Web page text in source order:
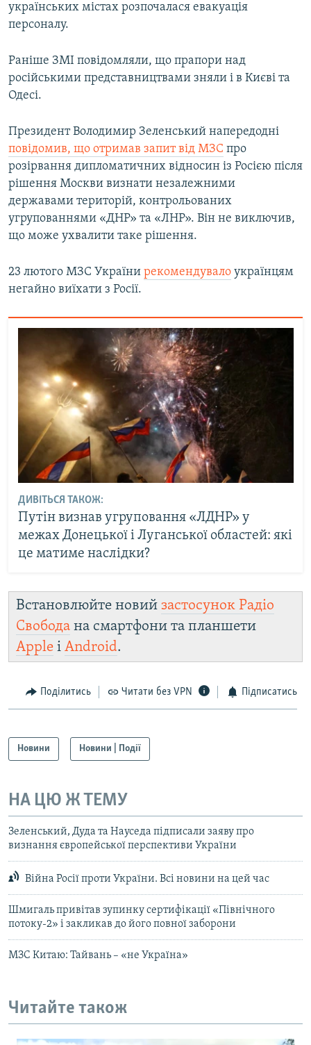
українських містах розпочалася евакуація
персоналу.
Раніше ЗМІ повідомляли, що прапори над
російськими представництвами зняли і в Києві та
Одесі.
Президент Володимир Зеленський напередодні
повідомив, що отримав запит від МЗС про
розірвання дипломатичних відносин із Росією після
рішення Москви визнати незалежними
державами територій, контрольованих
угрупованнями «ДНР» та «ЛНР». Він не виключив,
що може ухвалити таке рішення.
23 лютого МЗС України рекомендувало українцям
негайно виїхати з Росії.
ДИВІТЬСЯ ТАКОЖ:
Путін визнав угруповання «ЛДНР» у
межах Донецької і Луганської областей: які
це матиме наслідки?
Встановлюйте новий застосунок Радіо
Свобода на смартфони та планшети
Apple і Android.
Поділитись Читати без VPN Підписатись
Новини Новини | Події
НА ЦЮ Ж ТЕМУ
Зеленський, Дуда та Науседа підписали заяву про
визнання європейської перспективи України
Війна Росії проти України. Всі новини на цей час
Шмигаль привітав зупинку сертифікації «Північного
потоку-2» і закликав до його повної заборони
МЗС Китаю: Тайвань – «не Україна»
Читайте також